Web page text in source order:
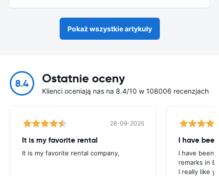
Pokaż wszystkie artykuły
8.4 Ostatnie oceny
Klienci oceniają nas na 8.4/10 w 108006 recenzjach
28-09-2025
It is my favorite rental
It is my favorite rental company,
I have
I have been
remarks in
I really like